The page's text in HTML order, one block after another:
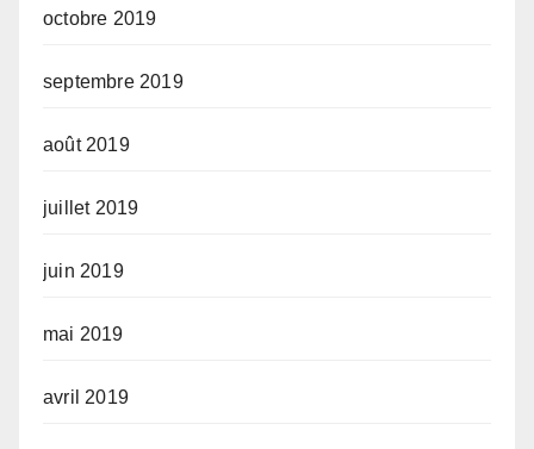
octobre 2019
septembre 2019
août 2019
juillet 2019
juin 2019
mai 2019
avril 2019